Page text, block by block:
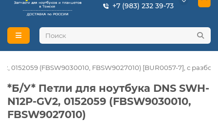
+7 (983) 232 39-73
0152059 (FBSW9030010, FBSW9027010) [BUR0057-7], с
*Б/У* Петли для ноутбука DNS SWH-
N12P-GV2, 0152059 (FBSW9030010,
FBSW9027010)